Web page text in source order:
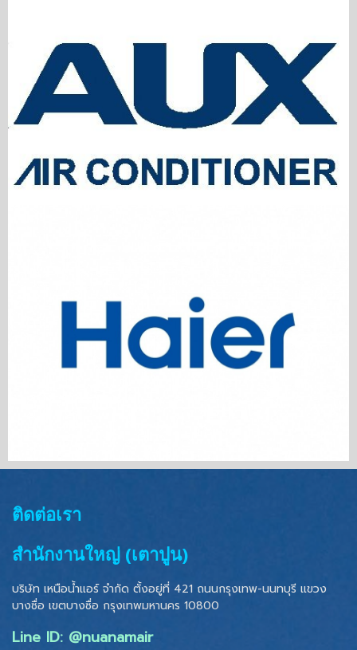
ติดต่อเรา
สำนักงานใหญ่ (เตาปูน)
บริษัท เหนือน้ำแอร์ จำกัด ตั้งอยู่ที่ 421 ถนนกรุงเทพ-นนทบุรี แขวง
บางซื่อ เขตบางซื่อ กรุงเทพมหานคร 10800
Line ID: @nuanamair